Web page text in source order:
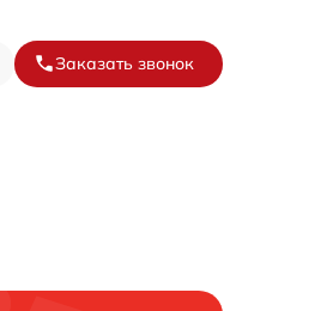
Заказать звонок